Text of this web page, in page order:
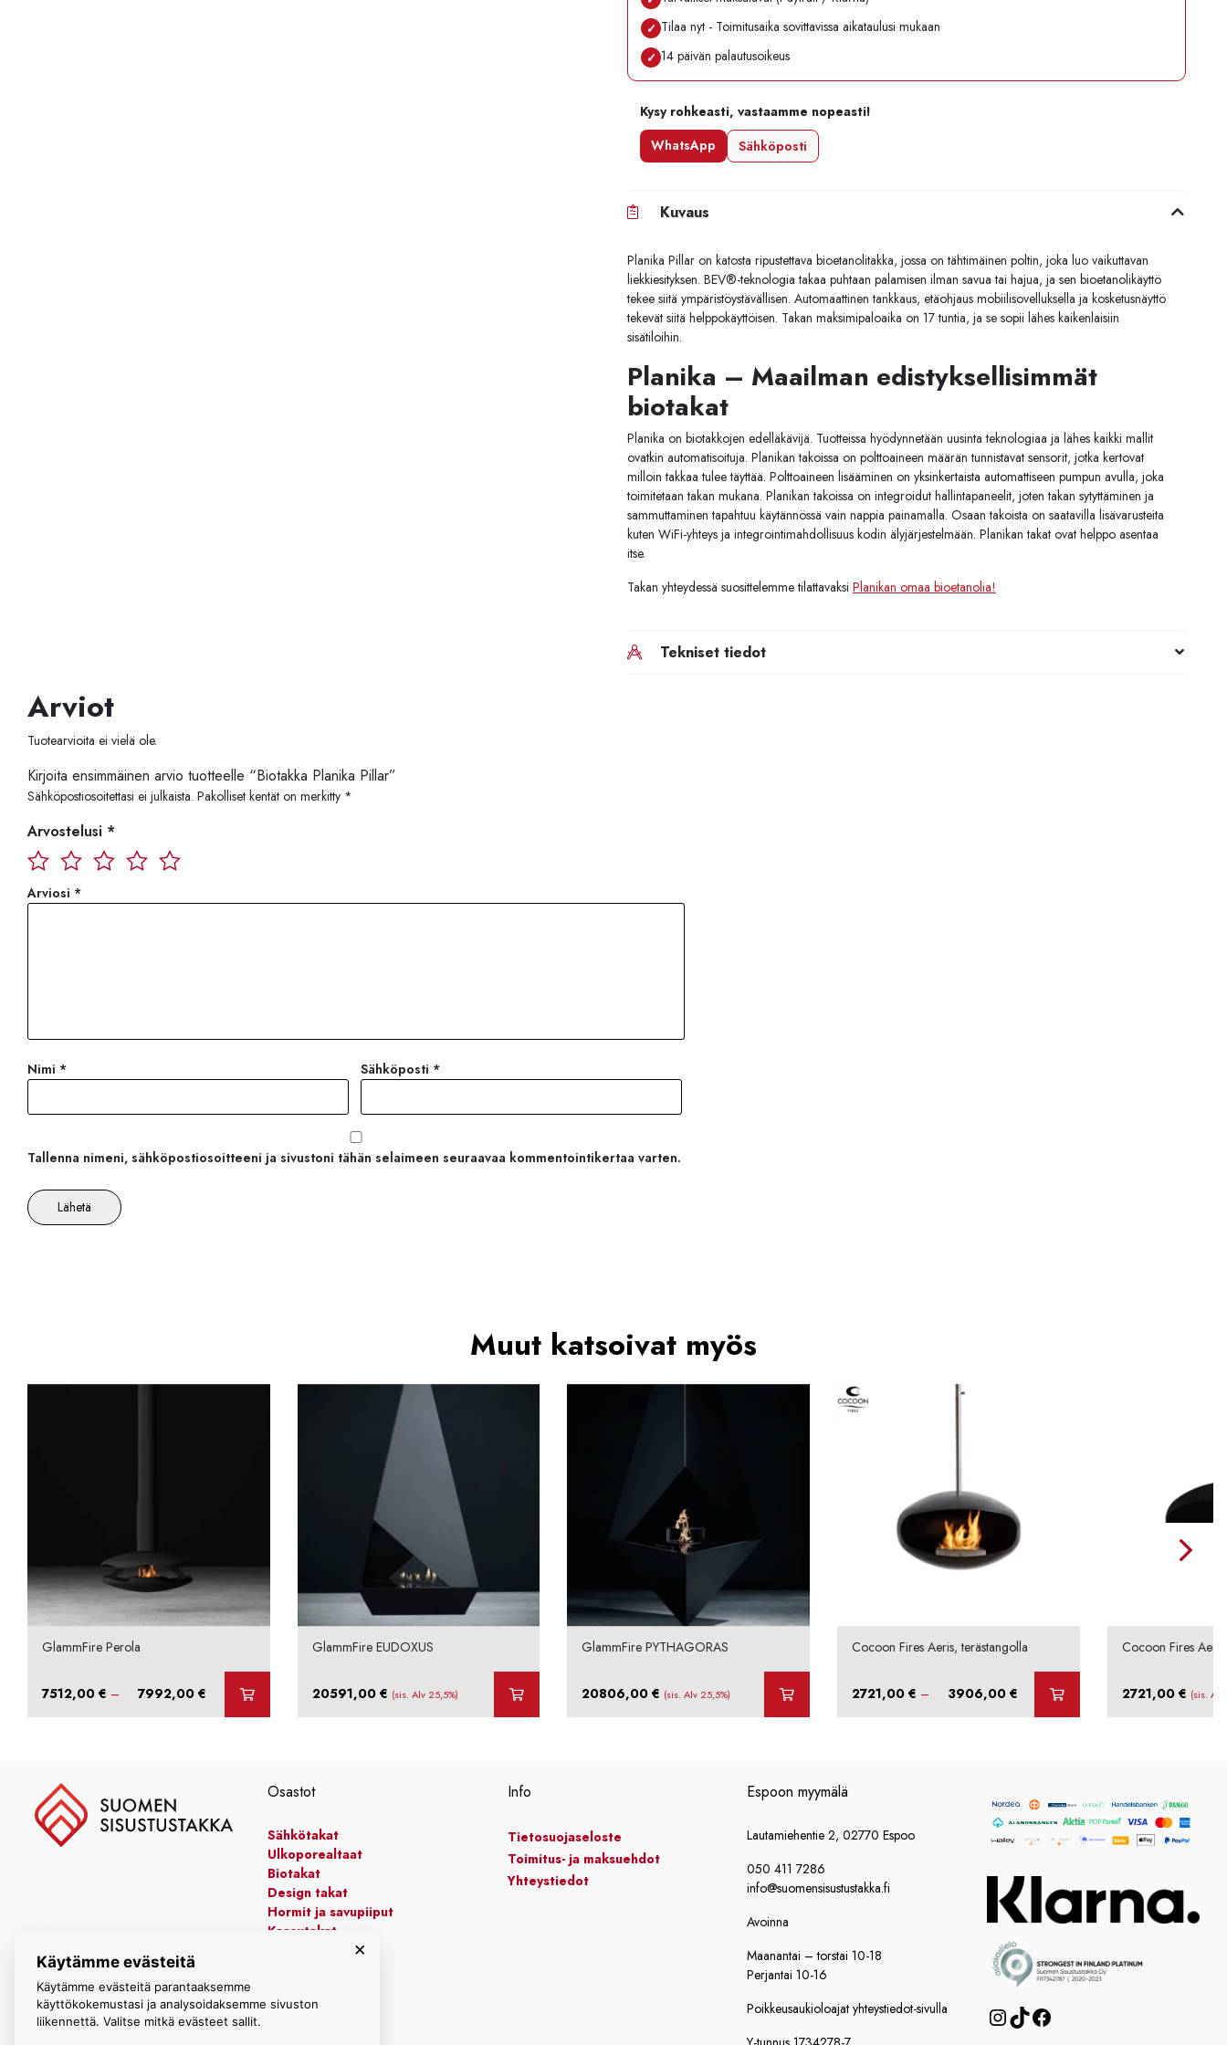
✓ Tilaa nyt - Toimitusaika sovittavissa aikataulusi mukaan
✓ 14 päivän palautusoikeus
Kysy rohkeasti, vastaamme nopeasti!
WhatsApp
Sähköposti
Kuvaus
Planika Pillar on katosta ripustettava bioetanolitakka, jossa on tähtimäinen poltin, joka luo vaikuttavan
liekkiesityksen. BEV®-teknologia takaa puhtaan palamisen ilman savua tai hajua, ja sen bioetanolikäyttö
tekee siitä ympäristöystävällisen. Automaattinen tankkaus, etäohjaus mobiilisovelluksella ja kosketusnäyttö
tekevät siitä helppokäyttöisen. Takan maksimipaloaika on 17 tuntia, ja se sopii lähes kaikenlaisiin
sisätiloihin.
Planika – Maailman edistyksellisimmät
biotakat
Planika on biotakkojen edelläkävijä. Tuotteissa hyödynnetään uusinta teknologiaa ja lähes kaikki mallit
ovatkin automatisoituja. Planikan takoissa on polttoaineen määrän tunnistavat sensorit, jotka kertovat
milloin takkaa tulee täyttää. Polttoaineen lisääminen on yksinkertaista automattiseen pumpun avulla, joka
toimitetaan takan mukana. Planikan takoissa on integroidut hallintapaneelit, joten takan sytyttäminen ja
sammuttaminen tapahtuu käytännössä vain nappia painamalla. Osaan takoista on saatavilla lisävarusteita
kuten WiFi-yhteys ja integrointimahdollisuus kodin älyjärjestelmään. Planikan takat ovat helppo asentaa
itse.
Takan yhteydessä suosittelemme tilattavaksi Planikan omaa bioetanolia!
Tekniset tiedot
Arviot
Tuotearvioita ei vielä ole.
Kirjoita ensimmäinen arvio tuotteelle “Biotakka Planika Pillar”
Sähköpostiosoitettasi ei julkaista. Pakolliset kentät on merkitty *
Arvostelusi *
Arviosi *
Nimi * Sähköposti *
Tallenna nimeni, sähköpostiosoitteeni ja sivustoni tähän selaimeen seuraavaa kommentointikertaa varten.
Muut katsoivat myös
GlammFire Perola
7512,00 € – 7992,00 € Hintaluokka:
GlammFire EUDOXUS
20591,00 € (sis. Alv 25,5%)
GlammFire PYTHAGORAS
20806,00€ (sis. Alv 25,5%)
Cocoon Fires Aeris, terästangolla
2721,00 € – 3906,00 €Hintaluokka:
Cocoon Fires
2721,00 € (sis.
Osastot
Sähkötakat
Ulkoporealtaat
Biotakat
Design takat
Hormit ja savupiiput
Kaasutakat
Kiertoilmatakat
Info
Tietosuojaseloste
Toimitus- ja maksuehdot
Yhteystiedot
Espoon myymälä
Lautamiehentie 2, 02770 Espoo
050 411 7286
info@suomensisustustakka.fi
Avoinna
Maanantai – torstai 10-18
Perjantai 10-16
Poikkeusaukioloajat yhteystiedot-sivulla
Instagram
TikTok
×
Käytämme evästeitä
Käytämme evästeitä parantaaksemme
käyttökokemustasi ja analysoidaksemme sivuston
liikennettä. Valitse mitkä evästeet sallit.